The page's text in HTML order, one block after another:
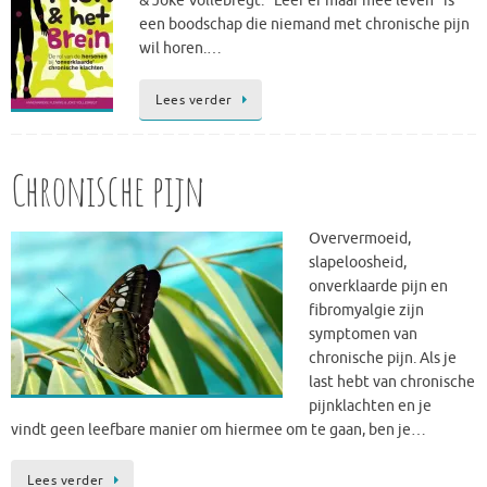
een boodschap die niemand met chronische pijn
wil horen.…
Lees verder
Chronische pijn
Oververmoeid,
slapeloosheid,
onverklaarde pijn en
fibromyalgie zijn
symptomen van
chronische pijn. Als je
last hebt van chronische
pijnklachten en je
vindt geen leefbare manier om hiermee om te gaan, ben je…
Lees verder